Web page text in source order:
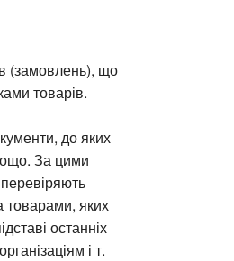
(замовлень), що
товарів.
до яких
За цими
товарами, яких
останніх
і т.